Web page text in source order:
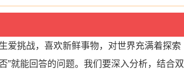
爱挑战，喜欢新鲜事物，对世界充满着探索
”就能回答的问题。我们要深入分析，结合双